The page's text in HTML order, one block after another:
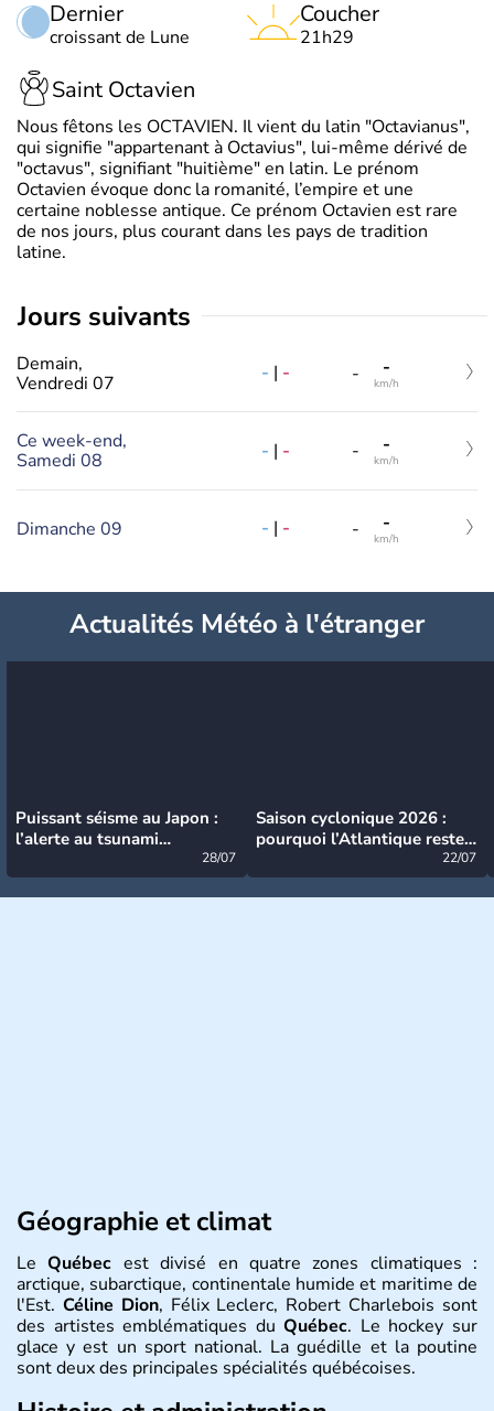
Dernier
croissant de Lune
Coucher
21h29
Saint Octavien
Nous fêtons les OCTAVIEN. Il vient du latin "Octavianus",
qui signifie "appartenant à Octavius", lui-même dérivé de
"octavus", signifiant "huitième" en latin. Le prénom
Octavien évoque donc la romanité, l’empire et une
certaine noblesse antique. Ce prénom Octavien est rare
de nos jours, plus courant dans les pays de tradition
latine.
jours suivants
Demain,
Vendredi 07
- | - - -
km/h
Ce week-end,
Samedi 08
- | - - -
km/h
Dimanche 09 - | - - -
km/h
Actualités Météo à l'étranger
Puissant séisme au Japon :
l’alerte au tsunami
28/07
Saison cyclonique 2026 :
pourquoi l’Atlantique reste
22/07
Géographie et climat
LeQuébec est divisé en quatre zones climatiques :
arctique, subarctique, continentale humide et maritime de
l'Est. Céline Dion, Félix Leclerc, Robert Charlebois sont
des artistes emblématiques duQuébec. Le hockey sur
glace y est un sport national. La guédille et la poutine
sont deux des principales spécialités québécoises.